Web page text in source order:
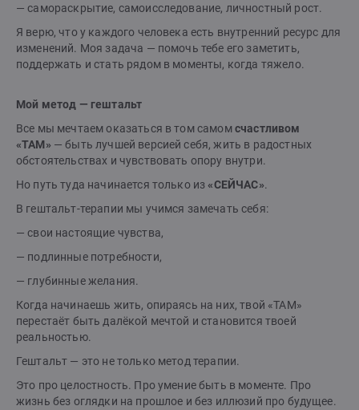
— самораскрытие, самоисследование, личностный рост.
Я верю, что у каждого человека есть внутренний ресурс для
изменений. Моя задача — помочь тебе его заметить,
поддержать и стать рядом в моменты, когда тяжело.
Мой метод — гештальт
Все мы мечтаем оказаться в том самомсчастливом
«ТАМ»— быть лучшей версией себя, жить в радостных
обстоятельствах и чувствовать опору внутри.
Но путь туда начинается только из«СЕЙЧАС».
В гештальт-терапии мы учимся замечать себя:
— свои настоящие чувства,
— подлинные потребности,
— глубинные желания.
Когда начинаешь жить, опираясь на них, твой «ТАМ»
перестаёт быть далёкой мечтой и становится твоей
реальностью.
Гештальт — это не только метод терапии.
Это про целостность. Про умение быть в моменте. Про
жизнь без оглядки на прошлое и без иллюзий про будущее.